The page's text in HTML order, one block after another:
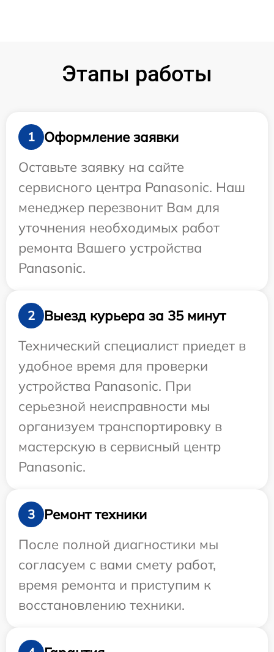
Этапы работы
1
Оформление заявки
Оставьте заявку на сайте
сервисного центра Panasonic. Наш
менеджер перезвонит Вам для
уточнения необходимых работ
ремонта Вашего устройства
Panasonic.
2
Выезд курьера за 35 минут
Технический специалист приедет в
удобное время для проверки
устройства Panasonic. При
серьезной неисправности мы
организуем транспортировку в
мастерскую в сервисный центр
Panasonic.
3
Ремонт техники
После полной диагностики мы
согласуем с вами смету работ,
время ремонта и приступим к
восстановлению техники.